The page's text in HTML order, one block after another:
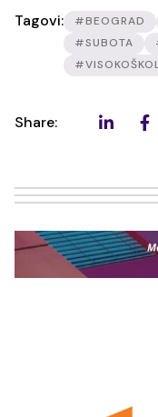
Tagovi: #BEOGRAD
#SUBOTA
Share: